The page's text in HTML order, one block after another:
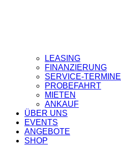
LEASING
FINANZIERUNG
SERVICE-TERMINE
PROBEFAHRT
MIETEN
ANKAUF
ÜBER UNS
EVENTS
ANGEBOTE
SHOP